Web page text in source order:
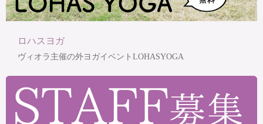
ロハスヨガ
ヴィオラ主催の外ヨガイベントLOHASYOGA